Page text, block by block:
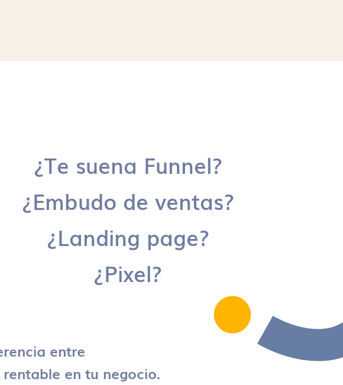
¿Te suena Funnel?
¿Embudo de ventas?
¿Landing page?
¿Pixel?
entre
en tu negocio.